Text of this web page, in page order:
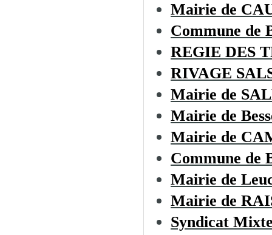
Mairie de
Commune de
REGIE DES
RIVAGE
Mairie de
Mairie de
Mairie de
Commune de
Mairie de
Mairie de
Syndicat